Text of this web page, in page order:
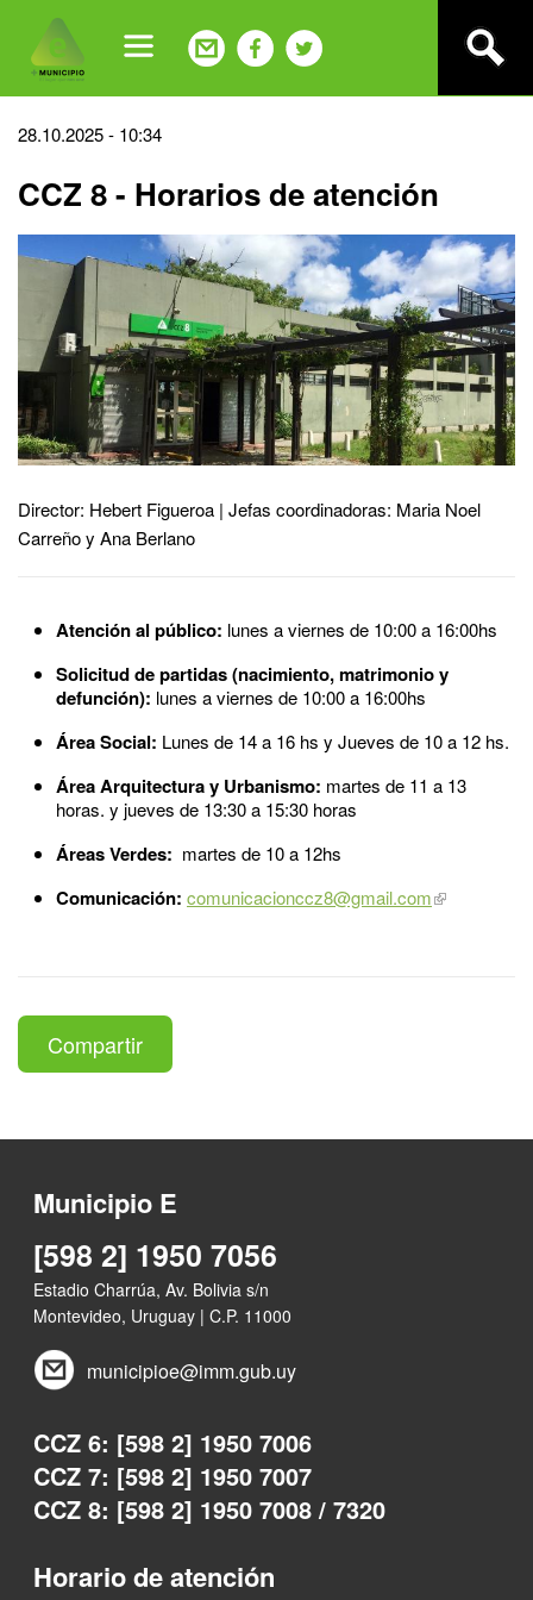
navigation
Back
top
28.10.2025 - 10:34
CCZ 8 - Horarios de atención
Director: Hebert Figueroa | Jefas coordinadoras: Maria Noel
Carreño y Ana Berlano
Atención al público: lunes a viernes de 10:00 a 16:00hs
Solicitud de partidas (nacimiento, matrimonio y
defunción): lunes a viernes de 10:00 a 16:00hs
Área Social: Lunes de 14 a 16 hs y Jueves de 10 a 12 hs.
Área Arquitectura y Urbanismo: martes de 11 a 13
horas. y jueves de 13:30 a 15:30 horas
Áreas Verdes: martes de 10 a 12hs
Comunicación: comunicacionccz8@gmail.com
Compartir
Municipio E
[598 2] 1950 7056
Estadio Charrúa, Av. Bolivia s/n
Montevideo, Uruguay | C.P. 11000
municipioe@imm.gub.uy
CCZ 6: [598 2] 1950 7006
CCZ 7: [598 2] 1950 7007
CCZ 8: [598 2] 1950 7008 / 7320
Horario de atención